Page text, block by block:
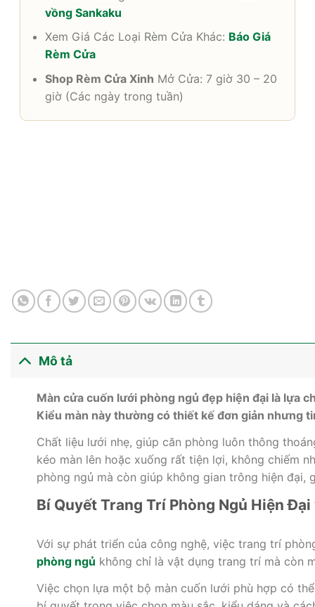
vồng Sankaku
Xem Giá Các Loại Rèm Cửa Khác: Báo Giá
Rèm Cửa
Shop Rèm Cửa Xinh Mở Cửa: 7 giờ 30 – 20
giờ (Các ngày trong tuần)
Mô tả
Màn cửa cuốn lưới phòng ngủ đẹp hiện đại là lựa
Kiểu màn này thường có thiết kế đơn giản nhưng
Chất liệu lưới nhẹ, giúp căn phòng luôn thông
kéo màn lên hoặc xuống rất tiện lợi, không chiếm
phòng ngủ mà còn giúp không gian trông hiện đại,
Bí Quyết Trang Trí Phòng Ngủ Hiện
Với sự phát triển của công nghệ, việc trang trí
phòng ngủ không chỉ là vật dụng trang trí mà còn
Việc chọn lựa một bộ màn cuốn lưới phù hợp có